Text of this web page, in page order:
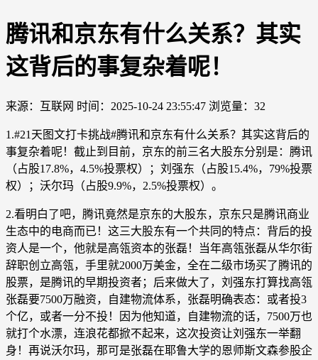
腾讯和京东有什么关系？其实
这背后的事复杂着呢！
来源：互联网 时间：2025-10-24 23:55:47 浏览量：32
1.#21天图文打卡挑战#腾讯和京东有什么关系？其实这背后的
事复杂着呢！截止到目前，京东的前三名大股东分别是：腾讯
（占股17.8%，4.5%投票权）；刘强东（占股15.4%，79%投票
权）；沃尔玛（占股9.9%，2.5%投票权）。
2.看明白了吧，腾讯竟然是京东的大股东，京东只是腾讯商业
生态中的电商而已！这三大股东有一个共同的特点：背后的投
资人是一个，他就是高瓴资本的张磊！当年高瓴张磊从华尔街
辞职创立高瓴，手里就2000万美金，全在二级市场买了腾讯的
股票，是腾讯的早期投资者；后来做大了，刘强东打算找高瓴
张磊要7500万融资，自建物流体系，张磊明确表态：或者投3
个亿，或者一分不投！因为他知道，自建物流的话，7500万也
就打个水漂，连浪花都掀不起来，这次投资让刘强东一举翻
身！再说沃尔玛，那可是张磊在耶鲁大学的恩师斯文森参股企